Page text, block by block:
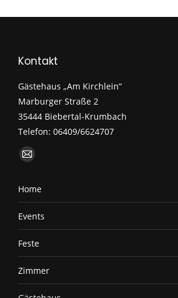
Kontakt
Gästehaus „Am Kirchlein“
Marburger Straße 2
35444 Biebertal-Krumbach
Telefon: 06409/6624707
Finden Sie uns auf:
E-
page
new
window
Home
Events
Feste
Zimmer